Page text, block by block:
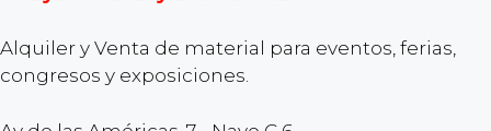
Alquiler y Venta de material para eventos, ferias,
congresos y exposiciones.